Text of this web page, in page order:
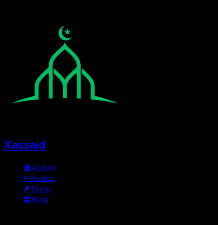
Xassaid
Accueil
Audios
Durus
Blog